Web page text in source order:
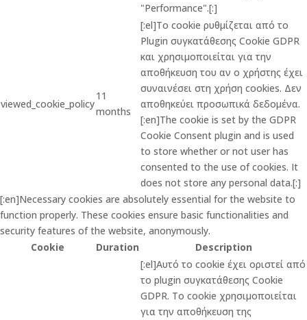
"Performance".[:]
viewed_cookie_policy
11
months
[:el]Το cookie ρυθμίζεται από το
Plugin συγκατάθεσης Cookie GDPR
και χρησιμοποιείται για την
αποθήκευση του αν ο χρήστης έχει
συναινέσει στη χρήση cookies. Δεν
αποθηκεύει προσωπικά δεδομένα.
[:en]The cookie is set by the GDPR
Cookie Consent plugin and is used
to store whether or not user has
consented to the use of cookies. It
does not store any personal data.[:]
[:en]Necessary cookies are absolutely essential for the website to
function properly. These cookies ensure basic functionalities and
security features of the website, anonymously.
Cookie
Duration Description
[:el]Αυτό το cookie έχει οριστεί από
το plugin συγκατάθεσης Cookie
GDPR. Το cookie χρησιμοποιείται
για την αποθήκευση της